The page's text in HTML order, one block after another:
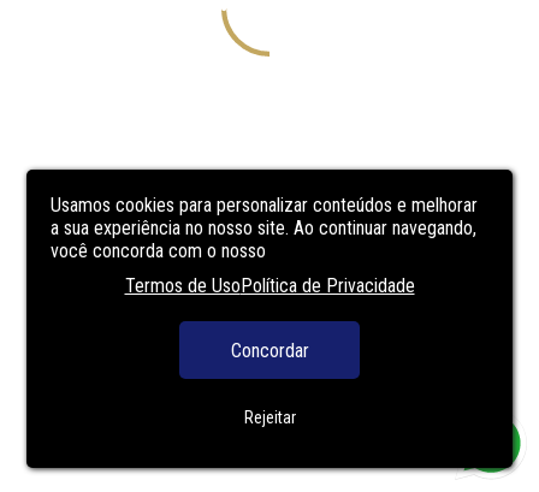
Usamos cookies para personalizar conteúdos e melhorar
a sua experiência no nosso site. Ao continuar navegando,
você concorda com o nosso
Termos de UsoPolítica de Privacidade
Concordar
Rejeitar